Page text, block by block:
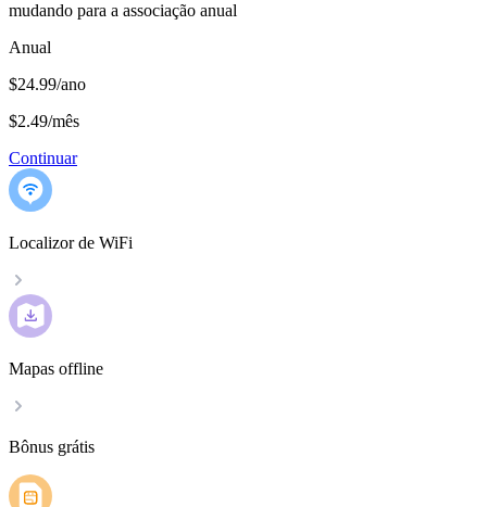
mudando para a associação anual
Anual
$24.99/ano
$2.49/mês
Continuar
Localizor de WiFi
Mapas offline
Bônus grátis